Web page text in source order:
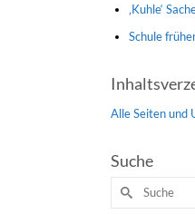
‚Kuhle‘
Schule
Alle Seiten und
Suche
Suche